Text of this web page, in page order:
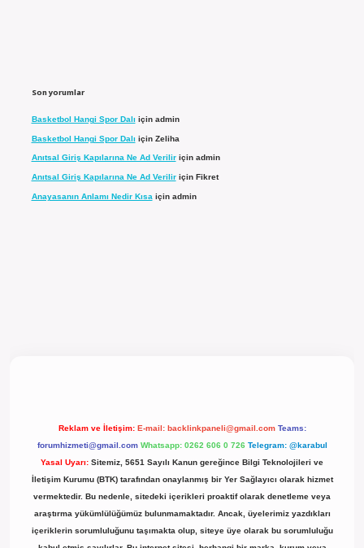
Son yorumlar
Basketbol Hangi Spor Dalı için admin
Basketbol Hangi Spor Dalı için Zeliha
Anıtsal Giriş Kapılarına Ne Ad Veriliriçin admin
Anıtsal Giriş Kapılarına Ne Ad Veriliriçin Fikret
Anayasanın Anlamı Nedir Kısa için admin
Reklam ve İletişim: E-mail: backlinkpaneli@gmail.com Teams:
forumhizmeti@gmail.com Whatsapp: 0262 606 0 726 Telegram: @karabul
Yasal Uyarı: Sitemiz, 5651 Sayılı Kanun gereğince Bilgi Teknolojileri ve
İletişim Kurumu (BTK) tarafından onaylanmış bir Yer Sağlayıcı olarak hizmet
vermektedir. Bu nedenle, sitedeki içerikleri proaktif olarak denetleme veya
araştırma yükümlülüğümüz bulunmamaktadır. Ancak, üyelerimiz yazdıkları
içeriklerin sorumluluğunu taşımakta olup, siteye üye olarak bu sorumluluğu